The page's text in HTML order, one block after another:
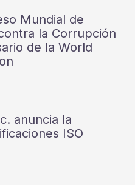
Mundial de
la Corrupción
de la World
anuncia la
ISO